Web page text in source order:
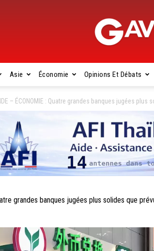
Asie Économie Opinions Et Débats
– ÉCONOMIE : Quatre grandes banques jugées plus
grandes banques jugées plus solides que